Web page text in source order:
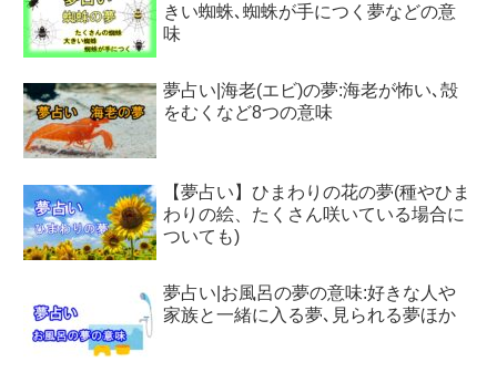
きい蜘蛛､蜘蛛が手につく夢などの意
味
夢占い|海老(エビ)の夢:海老が怖い､殻
をむくなど8つの意味
【夢占い】ひまわりの花の夢(種やひま
わりの絵、たくさん咲いている場合に
ついても)
夢占い|お風呂の夢の意味:好きな人や
家族と一緒に入る夢､見られる夢ほか